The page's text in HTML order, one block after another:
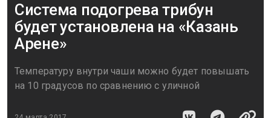
Система подогрева трибун
будет установлена на «Казань
Арене»
Температуру внутри чаши можно будет повышать
на 10 градусов по сравнению с уличной